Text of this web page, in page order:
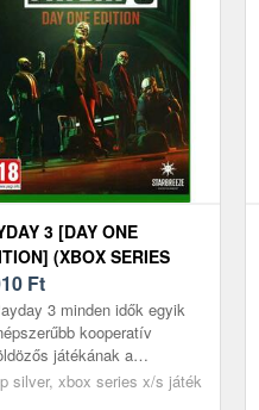
3 [DAY ONE
(XBOX SERIES
Ft
3 minden idők egyik
kooperatív
játékának a
A tökéletesen
silver, xbox series x/s játék